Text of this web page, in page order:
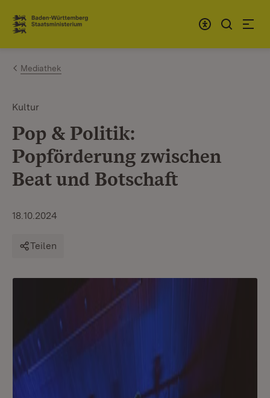
Zum Inhalt springen
Link zur Startseite
Mediathek
Kultur
Pop & Politik:
Popförderung zwischen
Beat und Botschaft
18.10.2024
Teilen